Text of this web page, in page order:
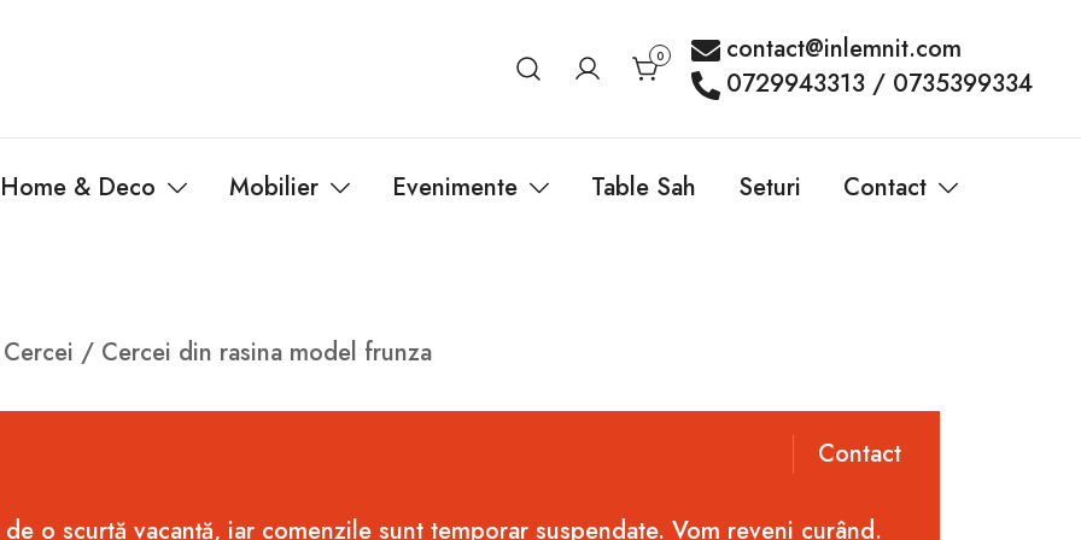
0
contact@inlemnit.com
0729943313 / 0735399334
Home & Deco Mobilier Evenimente Table Sah Seturi Contact
Cercei / Cercei din rasina model frunza
Contact
o scurtă vacanță, iar comenzile sunt temporar suspendate. Vom reveni curând.